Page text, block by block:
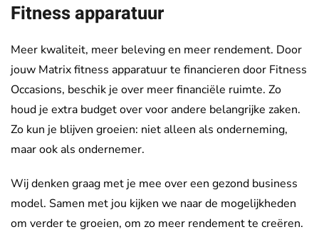
Fitness apparatuur
Meer kwaliteit, meer beleving en meer rendement. Door
jouw Matrix fitness apparatuur te financieren door Fitness
Occasions, beschik je over meer financiële ruimte. Zo
houd je extra budget over voor andere belangrijke zaken.
Zo kun je blijven groeien: niet alleen als onderneming,
maar ook als ondernemer.
Wij denken graag met je mee over een gezond business
model. Samen met jou kijken we naar de mogelijkheden
om verder te groeien, om zo meer rendement te creëren.